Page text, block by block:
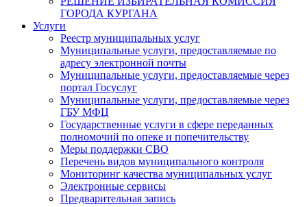
ГОРОДА КУРГАНА
Услуги
Реестр муниципальных услуг
Муниципальные услуги, предоставляемые по
адресу электронной почты
Муниципальные услуги, предоставляемые через
портал Госуслуг
Муниципальные услуги, предоставляемые через
ГБУ МФЦ
Государственные услуги в сфере переданных
полномочий по опеке и попечительству
Меры поддержки СВО
Перечень видов муниципального контроля
Мониторинг качества муниципальных услуг
Электронные сервисы
Предварительная запись